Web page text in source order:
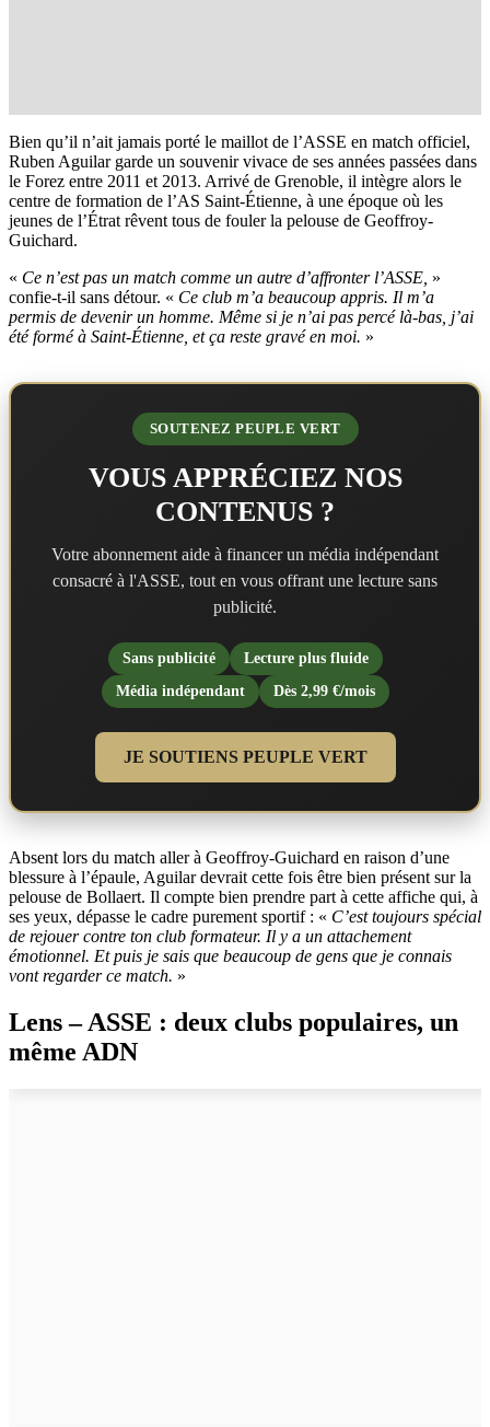
Bien qu’il n’ait jamais porté le maillot de l’ASSE en match officiel,
Ruben Aguilar garde un souvenir vivace de ses années passées dans
le Forez entre 2011 et 2013. Arrivé de Grenoble, il intègre alors le
centre de formation de l’AS Saint-Étienne, à une époque où les
jeunes de l’Étrat rêvent tous de fouler la pelouse de Geoffroy-
Guichard.
« Ce n’est pas un match comme un autre d’affronter l’ASSE, »
confie-t-il sans détour. « Ce club m’a beaucoup appris. Il m’a
permis de devenir un homme. Même si je n’ai pas percé là-bas, j’ai
été formé à Saint-Étienne, et ça reste gravé en moi. »
SOUTENEZ PEUPLE VERT
VOUS APPRÉCIEZ NOS
CONTENUS ?
Votre abonnement aide à financer un média indépendant
consacré à l'ASSE, tout en vous offrant une lecture sans
publicité.
Sans publicité
Lecture plus fluide
Média indépendant
Dès 2,99 €/mois
JE SOUTIENS PEUPLE VERT
Absent lors du match aller à Geoffroy-Guichard en raison d’une
blessure à l’épaule, Aguilar devrait cette fois être bien présent sur la
pelouse de Bollaert. Il compte bien prendre part à cette affiche qui, à
ses yeux, dépasse le cadre purement sportif : « C’est toujours spécial
de rejouer contre ton club formateur. Il y a un attachement
émotionnel. Et puis je sais que beaucoup de gens que je connais
vont regarder ce match. »
Lens – ASSE : deux clubs populaires, un
même ADN